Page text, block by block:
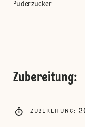
Puderzucker
Zubereitung:
ZUBEREITUNG :